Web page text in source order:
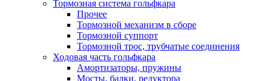
Тормозная система гольфкара
Прочее
Тормозной механизм в сборе
Тормозной суппорт
Тормозной трос, трубчатые соединения
Ходовая часть гольфкара
Амортизаторы, пружины
Мосты, балки, редуктора